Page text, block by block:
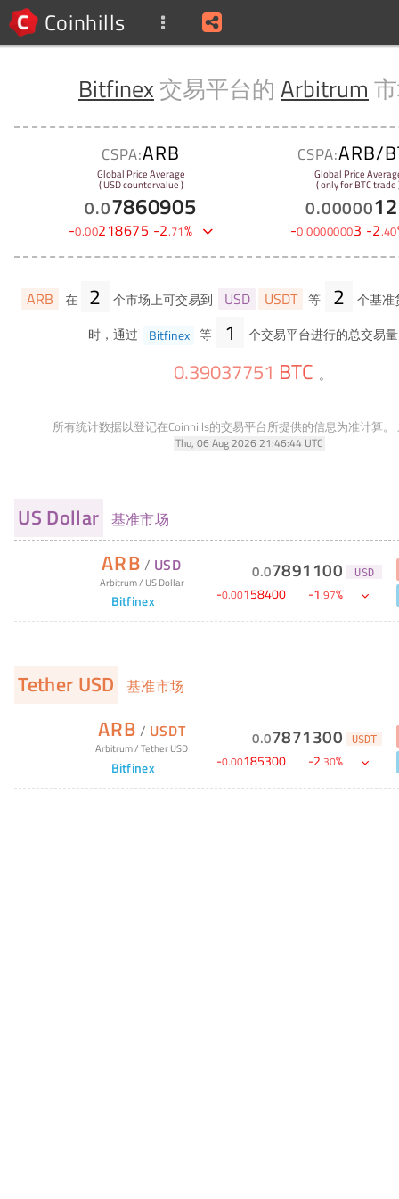
Coinhills
Bitfinex 交易平台的 Arbitrum
CSPA:ARB
Global Price Average
( USD countervalue )
0.07860905
-0.00218675 -2.71%
CSPA:ARB/
Global Price
( only for BTC trade
0.00000
-0.00000003 -2.40
ARB 在 2 个市场上可交易到 USD USDT 等 2
个基准
时，通过
Bitfinex 等 1 个交易平台进行的总交易
0.39037751 BTC 。
所有统计数据以登记在Coinhills的交易平台所提供的信息为准计算。
Thu, 06 Aug 2026 21:46:44 UTC
US Dollar 基准市场
ARB / USD
Arbitrum/ US Dollar
Bitfinex
0.07891100 USD
-0.00158400 -1.97%
Tether USD 基准市场
ARB / USDT
Arbitrum/Tether USD
Bitfinex
0.07871300 USDT
-0.00185300 -2.30%